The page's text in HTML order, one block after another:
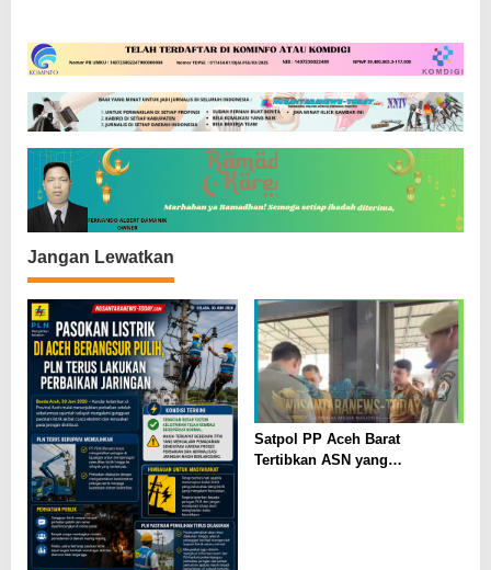
g
a
s
i
p
o
s
Jangan Lewatkan
Satpol PP Aceh Barat
Tertibkan ASN yang